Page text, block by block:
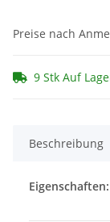
Preise nach
9 Stk Auf
Beschreibung
Eigenschaften: